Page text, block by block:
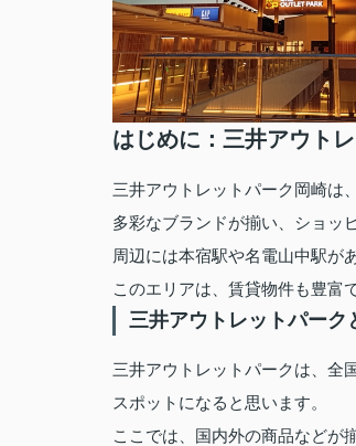
はじめに：三井アウト
三井アウトレットパーク岡崎は
多彩なブランドが揃い、ショッ
周辺には本宿駅や名電山中駅が
このエリアは、賃貸物件も豊富
三井アウトレットパーク
三井アウトレットパークは、全
スポットになると思います。
ここでは、国内外の商品などが